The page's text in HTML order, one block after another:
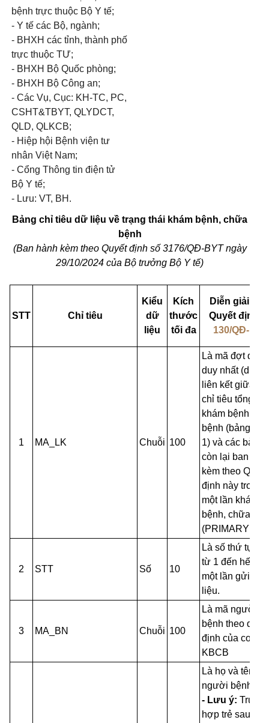
bệnh trực thuộc Bộ Y tế;
- Y tế các Bộ, ngành;
- BHXH các tỉnh, thành phố
trực thuộc TƯ;
- BHXH Bộ Quốc phòng;
- BHXH Bộ Công an;
- Các Vụ, Cục: KH-TC, PC,
CSHT&TBYT, QLYDCT,
QLD, QLKCB;
- Hiệp hội Bệnh viện tư
nhân Việt Nam;
- Cổng Thông tin điện tử
Bộ Y tế;
- Lưu: VT, BH.
Bảng chỉ tiêu dữ liệu về trạng thái khám bệnh, chữa
bệnh
(Ban hành kèm theo Quyết định số 3176/QĐ-BYT ngày
29/10/2024 của Bộ trưởng Bộ Y tế)
STT Chỉ tiêu
Kiểu
dữ
liệu
Kích
thước
tối đa
Diễn giải
Quyết định
130/QĐ-BYT
1 MA_LK Chuỗi 100
Là mã đợt điều
duy nhất (dùng
liên kết giữa
chỉ tiêu tổng
khám bệnh,
bệnh (bảng
1) và các bảng
còn lại ban
kèm theo Quyết
định này trong
một lần khám
bệnh, chữa
(PRIMARY
2 STT Số 10
Là số thứ tự
từ 1 đến hết
một lần gửi dữ
liệu.
3 MA_BN Chuỗi 100
Là mã người
bệnh theo quy
định của cơ sở
KBCB
Là họ và tên
người bệnh.
- Lưu ý:
hợp trẻ sau khi